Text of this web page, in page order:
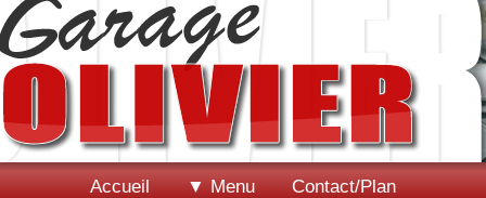
Accueil ▼ Menu Contact/Plan